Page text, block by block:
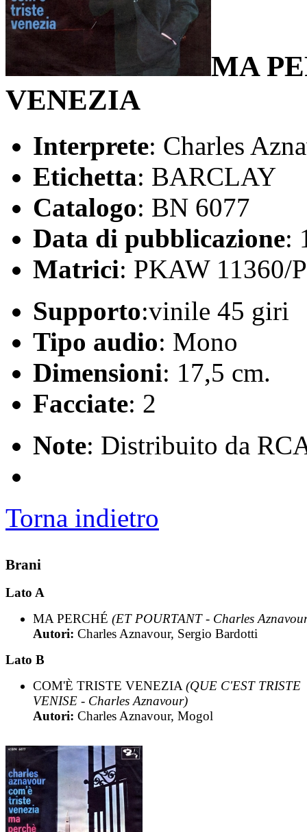
MA
VENEZIA
Interprete: Charles
Etichetta: BARCLAY
Catalogo: BN 6077
Data di pubblicazione:
Matrici: PKAW 11360/
Supporto:vinile 45 giri
Tipo audio: Mono
Dimensioni: 17,5 cm.
Facciate: 2
Note: Distribuito da
Torna indietro
Brani
Lato A
MA PERCHÉ (ET POURTANT - Charles
Autori: Charles Aznavour, Sergio Bardotti
Lato B
COM'È TRISTE VENEZIA(QUE C'EST TRISTE
VENISE - Charles Aznavour)
Autori: Charles Aznavour, Mogol